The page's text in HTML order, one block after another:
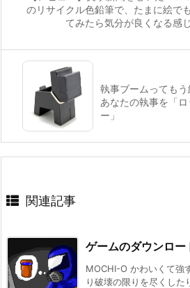
のリサイクル色鉛筆で、たまに絵で
てみたら気分が良くなる感
執事ブームっても
あなたの執事を「
ー」
関連記事
ゲームのダウンロー
MOCHI-O かわいくて強
り破壊の限りを尽くした